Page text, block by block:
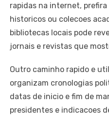
rapidas na internet,
historicos ou colecoes
bibliotecas locais pode
jornais e revistas que
Outro caminho rapido e
organizam cronologias
datas de inicio e fim de
presidentes e indicacoes